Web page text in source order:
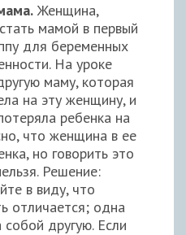
Женщина,
мамой в первый
для беременных
На уроке
маму, которая
на эту женщину, и
ребенка на
что женщина в ее
но говорить это
Решение:
в виду, что
отличается; одна
другую. Если